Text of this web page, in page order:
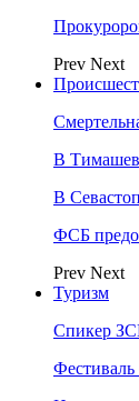
Prev Next
В
В
ФСБ
Prev Next
Туризм
Спикер
Фестиваль